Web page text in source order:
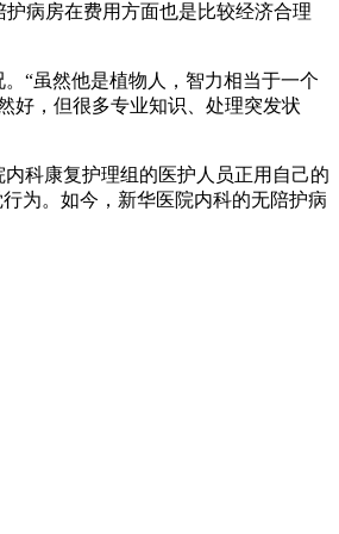
病房在费用方面也是比较经济合理
“虽然他是植物人，智力相当于一个
好，但很多专业知识、处理突发状
科康复护理组的医护人员正用自己的
为。如今，新华医院内科的无陪护病